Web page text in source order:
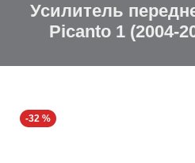
Усилитель
Picanto 1 (2004-
-32 %